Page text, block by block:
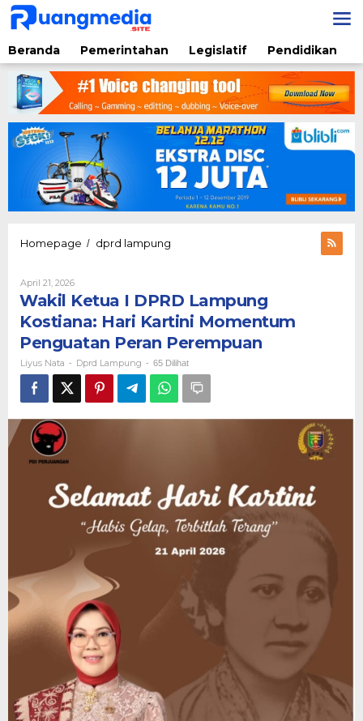
Lewati
konten
Beranda
Pemerintahan Legislatif Pendidikan
Homepage / dprd lampung
Lampung
Kostiana:
Hari
Kartini
Momentum
Penguatan
Peran
Perempuan
April 21, 2026Oleh
Liyus
Nata
Wakil Ketua I DPRD Lampung
Kostiana: Hari Kartini Momentum
Penguatan Peran Perempuan
Liyus Nata - Dprd Lampung - 65 Dilihat